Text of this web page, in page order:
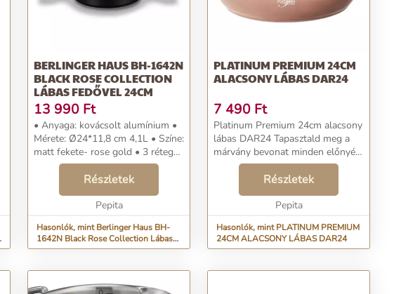
BERLINGER HAUS BH-1642N
BLACK ROSE COLLECTION
LÁBAS FEDŐVEL 24CM
13 990 Ft
• Anyaga: kovácsolt alumínium •
Mérete: Ø24*11,8 cm 4,1L • Színe:
matt fekete- rose gold • 3 rétegű
márvány bevonat ...
Részletek
Pepita
Hasonlók, mint Berlinger Haus BH-
1642N Black Rose Collection Lábas
fedővel 24cm
PLATINUM PREMIUM 24CM
ALACSONY LÁBAS DAR24
7 490 Ft
Platinum Premium 24cm alacsony
lábas DAR24 Tapasztald meg a
márvány bevonat minden előnyét
ezzel a fantasztikus edénnyel! Az
egyedülálló öt rétegű
kialakításnak hála az ételek
egyenletesen és gyorsan...
Részletek
Pepita
Hasonlók, mint PLATINUM PREMIUM
24CM ALACSONY LÁBAS DAR24